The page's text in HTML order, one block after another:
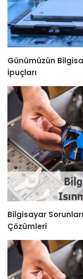
Günümüzün
İpuçları
Bilgisayar
Çözümleri